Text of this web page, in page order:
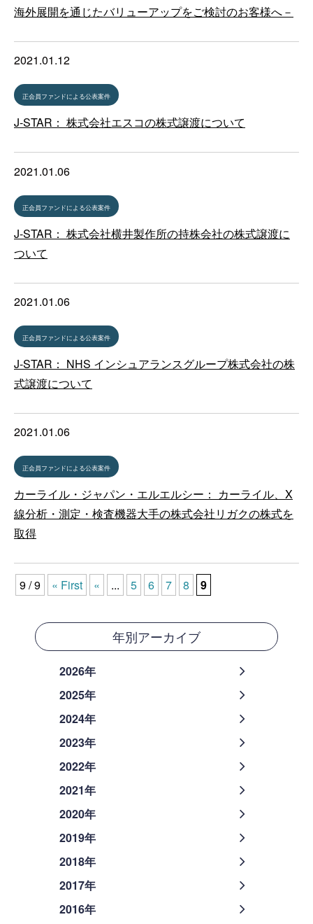
海外展開を通じたバリューアップをご検討のお客様へ－
2021.01.12
正会員ファンドによる公表案件
J-STAR： 株式会社エスコの株式譲渡について
2021.01.06
正会員ファンドによる公表案件
J-STAR： 株式会社横井製作所の持株会社の株式譲渡に
ついて
2021.01.06
正会員ファンドによる公表案件
J-STAR： NHS インシュアランスグループ株式会社の株
式譲渡について
2021.01.06
正会員ファンドによる公表案件
カーライル・ジャパン・エルエルシー： カーライル、X
線分析・測定・検査機器大手の株式会社リガクの株式を
取得
9 / 9 « First « ... 5 6 7 8 9
年別アーカイブ
2026年
2025年
2024年
2023年
2022年
2021年
2020年
2019年
2018年
2017年
2016年